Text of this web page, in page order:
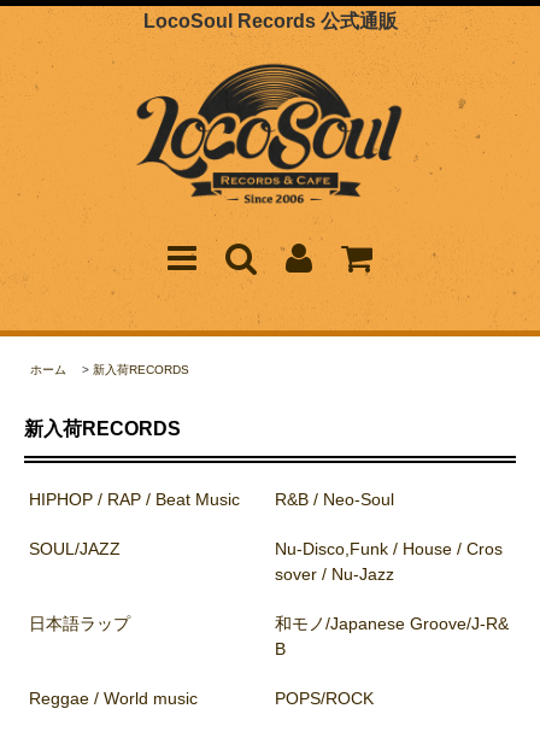
LocoSoul Records 公式通販
ホーム > 新入荷RECORDS
新入荷RECORDS
HIPHOP / RAP / Beat Music R&B / Neo-Soul
SOUL/JAZZ
Nu-Disco,Funk / House / Cros
sover / Nu-Jazz
日本語ラップ
和モノ/Japanese Groove/J-R&
B
Reggae / World music POPS/ROCK